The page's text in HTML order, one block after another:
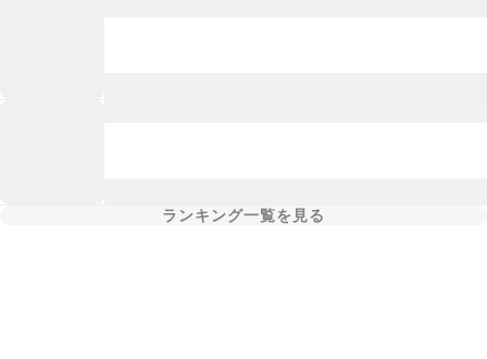
ランキング一覧を見る